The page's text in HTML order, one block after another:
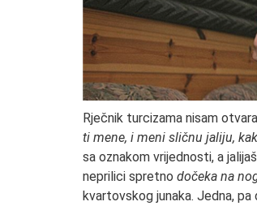
Rječnik turcizama nisam
ti mene, i meni sličnu jaliju,
sa oznakom vrijednosti, a
neprilici spretno dočeka na
kvartovskog junaka. Jedna,